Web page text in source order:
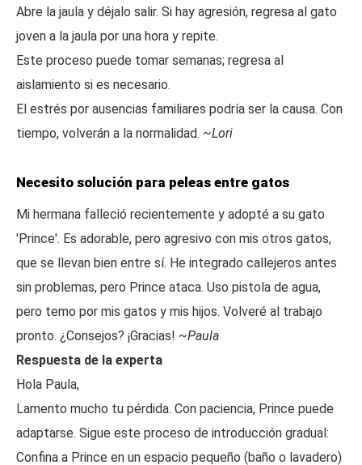
Abre la jaula y déjalo salir. Si hay agresión, regresa al gato
joven a la jaula por una hora y repite.
Este proceso puede tomar semanas; regresa al
aislamiento si es necesario.
El estrés por ausencias familiares podría ser la causa. Con
tiempo, volverán a la normalidad. ~Lori
Necesito solución para peleas entre gatos
Mi hermana falleció recientemente y adopté a su gato
'Prince'. Es adorable, pero agresivo con mis otros gatos,
que se llevan bien entre sí. He integrado callejeros antes
sin problemas, pero Prince ataca. Uso pistola de agua,
pero temo por mis gatos y mis hijos. Volveré al trabajo
pronto. ¿Consejos? ¡Gracias! ~Paula
Respuesta de la experta
Hola Paula,
Lamento mucho tu pérdida. Con paciencia, Prince puede
adaptarse. Sigue este proceso de introducción gradual:
Confina a Prince en un espacio pequeño (baño o lavadero)